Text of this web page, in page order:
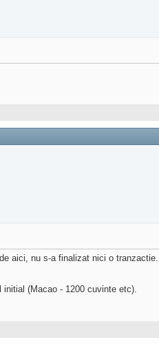
aici, nu s-a finalizat nici o
(Macao - 1200 cuvinte etc).